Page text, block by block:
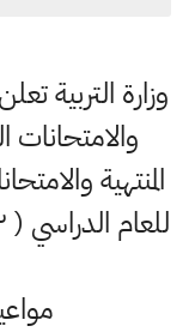
وزارة التربية
والامتحانات
المنتهية
للعام الدراسي ( ٢٠٢٢ - ٢٠٢٣ ) وللمراحل كافة .